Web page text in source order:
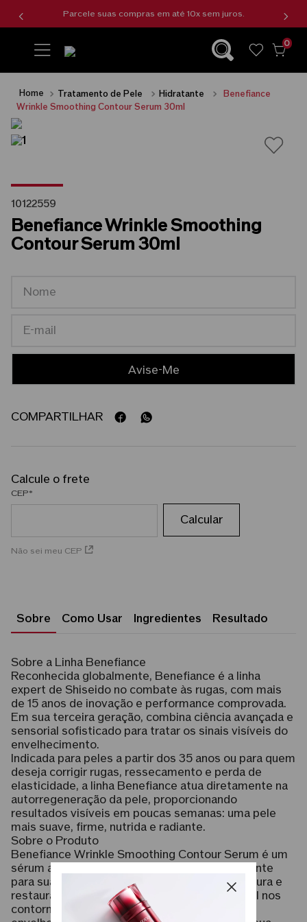
Parcele suas compras em até 10x sem juros.
wishlist0
Tratamento de Pele Hidratante
Benefiance
Wrinkle Smoothing Contour Serum 30ml
10122559
Benefiance Wrinkle Smoothing
Contour Serum 30ml
COMPARTILHAR
CEP
Não sei meu CEP
Sobre Como Usar Ingredientes Resultado
Sobre a Linha Benefiance
Reconhecida globalmente, Benefiance é a linha
expert de Shiseido no combate às rugas, com mais
de 15 anos de inovação e performance comprovada.
Em sua terceira geração, combina ciência avançada e
sensorial sofisticado para tratar os sinais visíveis do
envelhecimento.
Indicada para peles a partir dos 35 anos ou para quem
deseja corrigir rugas, ressecamento e perda de
elasticidade, a linha Benefiance atua diretamente na
autorregeneração da pele, proporcionando
resultados visíveis em poucas semanas: uma pele
mais suave, firme, nutrida e radiante.
Sobre o Produto
Benefiance Wrinkle Smoothing Contour Serum é um
sérum anti-idade avançado que atua rapidamente
para suavizar rugas profundas, melhorar a textura e
restaurar a firmeza da pele. Com foco especial nos
contornos do rosto — região onde os sinais de